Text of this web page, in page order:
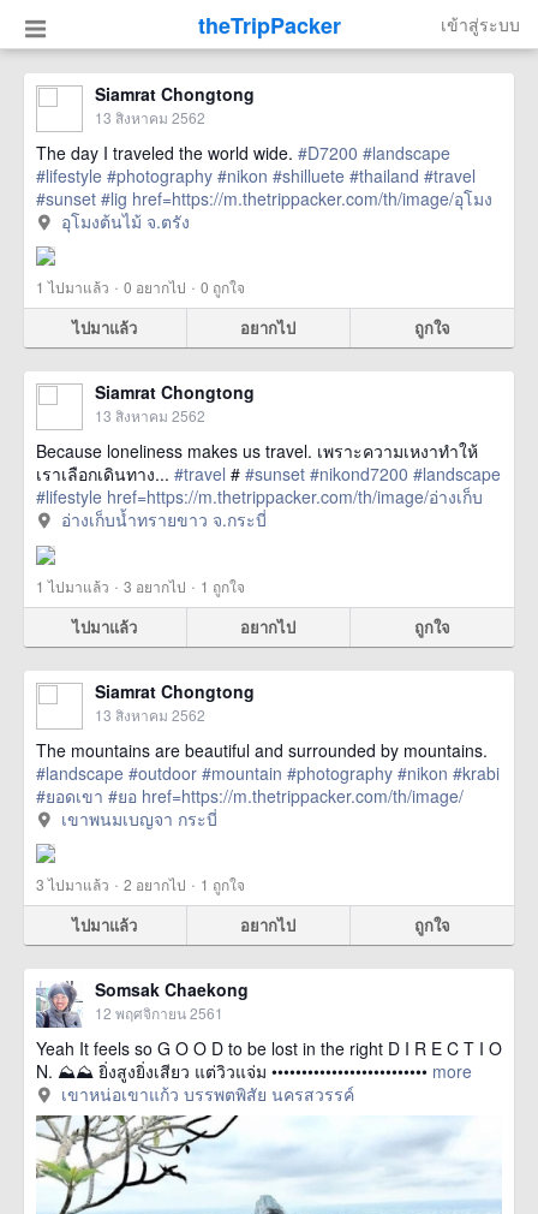
theTripPacker เข้าสู่ระบบ
Siamrat Chongtong
13 สิงหาคม 2562
The day I traveled the world wide. #D7200 #landscape
#lifestyle #photography #nikon #shilluete #thailand #travel
#sunset #lig href=https://m.thetrippacker.com/th/image/อุโมง
ต้นไม้จตรัง/214968> more
อุโมงต้นไม้ จ.ตรัง
1 ไปมาแล้ว · 0 อยากไป · 0 ถูกใจ
ไปมาแล้ว อยากไป ถูกใจ
Siamrat Chongtong
13 สิงหาคม 2562
Because loneliness makes us travel. เพราะความเหงาทำให้
เราเลือกเดินทาง... #travel # #sunset #nikond7200 #landscape
#lifestyle href=https://m.thetrippacker.com/th/image/อ่างเก็บ
น้ำทรายขาวจกระบี่/214967> more
อ่างเก็บน้ำทรายขาว จ.กระบี่
1 ไปมาแล้ว · 3 อยากไป · 1 ถูกใจ
ไปมาแล้ว อยากไป ถูกใจ
Siamrat Chongtong
13 สิงหาคม 2562
The mountains are beautiful and surrounded by mountains.
#landscape #outdoor #mountain #photography #nikon #krabi
#ยอดเขา #ยอ href=https://m.thetrippacker.com/th/image/
เขาพนมเบญจากระบี่/214965> more
เขาพนมเบญจา กระบี่
3ไปมาแล้ว · 2 อยากไป · 1 ถูกใจ
ไปมาแล้ว อยากไป ถูกใจ
Somsak Chaekong
12 พฤศจิกายน 2561
Yeah It feels so G O O D to be lost in the right D I R E C T I O
N. ⛰⛰ ยิ่งสูงยิ่งเสียว แต่วิวแจ่ม •••••••••••••••••••••••••• more
เขาหน่อเขาแก้ว บรรพตพิสัย นครสวรรค์